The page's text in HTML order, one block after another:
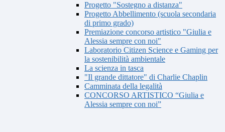
Progetto "Sostegno a distanza"
Progetto Abbellimento (scuola secondaria
di primo grado)
Premiazione concorso artistico "Giulia e
Alessia sempre con noi"
Laboratorio Citizen Science e Gaming per
la sostenibilità ambientale
La scienza in tasca
"Il grande dittatore" di Charlie Chaplin
Camminata della legalità
CONCORSO ARTISTICO “Giulia e
Alessia sempre con noi”